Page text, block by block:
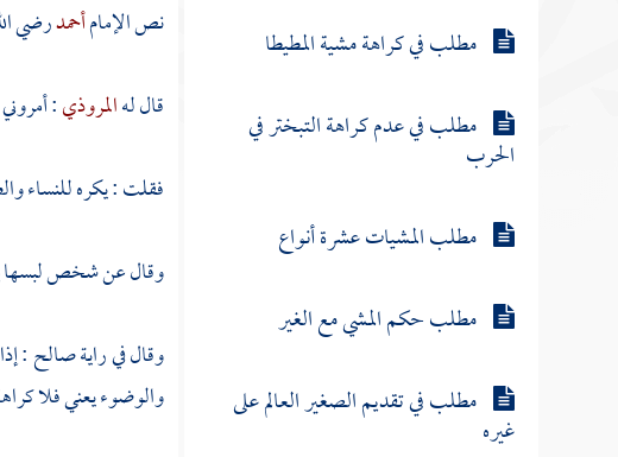
مطلب في كراهة مشية المطيطا
مطلب في عدم كراهة التبختر في
الحرب
مطلب المشيات عشرة أنواع
مطلب حكم المشي مع الغير
مطلب في تقديم الصغير العالم على
غيره
نص الإمامأحمدرضي
قال لهالمروذي:
فقلت : يكره للنساء
وقال عن شخص لبسها
وقال في رايةصالح:
والوضوء يعني فلا